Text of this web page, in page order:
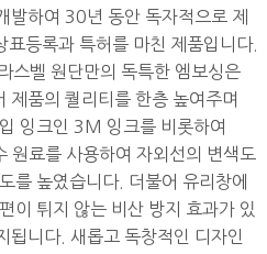
발하여 30년 동안 독자적으로 제
등록과 특허를 마친 제품입니다.
벨 원단만의 독특한 엠보싱은
제품의 퀄리티를 한층 높여주며
잉크인 3M 잉크를 비롯하여
원료를 사용하여 자외선의 변색도
를 높였습니다. 더불어 유리창에
이 튀지 않는 비산 방지 효과가 있
됩니다. 새롭고 독창적인 디자인